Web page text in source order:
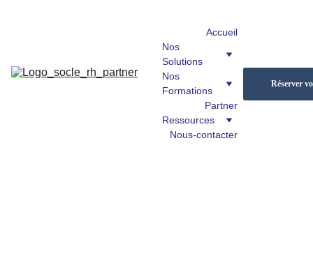
Accueil
Nos
Solutions
Nos
Formations
Partner
Ressources
Nous-contacter
Réserver